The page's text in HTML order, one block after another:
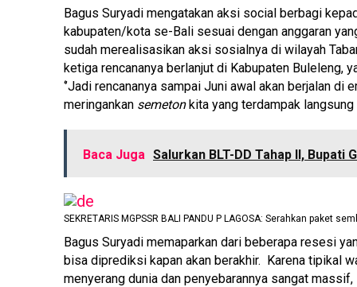
Bagus Suryadi mengatakan aksi social berbagi
kabupaten/kota se-Bali sesuai dengan anggaran
sudah merealisasikan aksi sosialnya di wilayah
ketiga rencananya berlanjut di Kabupaten Buleleng,
‘’Jadi rencananya sampai Juni awal akan berjalan
meringankan semetonkita yang terdampak langsung
Baca Juga Salurkan BLT-DD Tahap II,
SEKRETARIS MGPSSR BALI PANDU P LAGOSA: Serahkan paket
Bagus Suryadi memaparkan dari beberapa resesi
bisa diprediksi kapan akan berakhir. Karena tipikal
menyerang dunia dan penyebarannya sangat massif,